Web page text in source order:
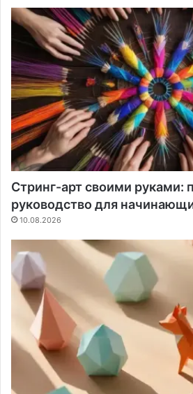
Стринг-арт своими руками:
руководство для
10.08.2026